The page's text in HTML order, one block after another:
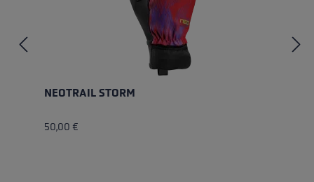
NEOTRAIL STORM
50,00 €